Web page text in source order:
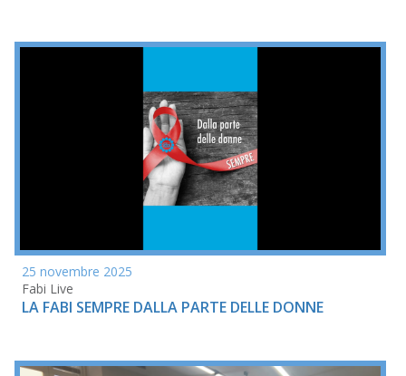
25 novembre 2025
Fabi Live
LA FABI SEMPRE DALLA PARTE DELLE DONNE